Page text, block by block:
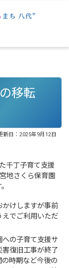
移転
新日： 2025年9月12日
千丁子育て支援
地さくら保育園
かけしますが事前
えでご利用いただ
の子育て支援サ
復旧工事が終了
時期など今後の